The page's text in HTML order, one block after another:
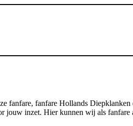
fanfare, fanfare Hollands
jouw inzet. Hier kunnen wij als